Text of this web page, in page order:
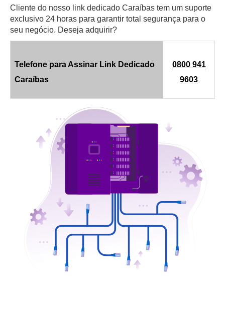
Cliente do nosso link dedicado Caraíbas tem um suporte
exclusivo 24 horas para garantir total segurança para o
seu negócio. Deseja adquirir?
Telefone para Assinar Link Dedicado
Caraíbas
0800 941
9603